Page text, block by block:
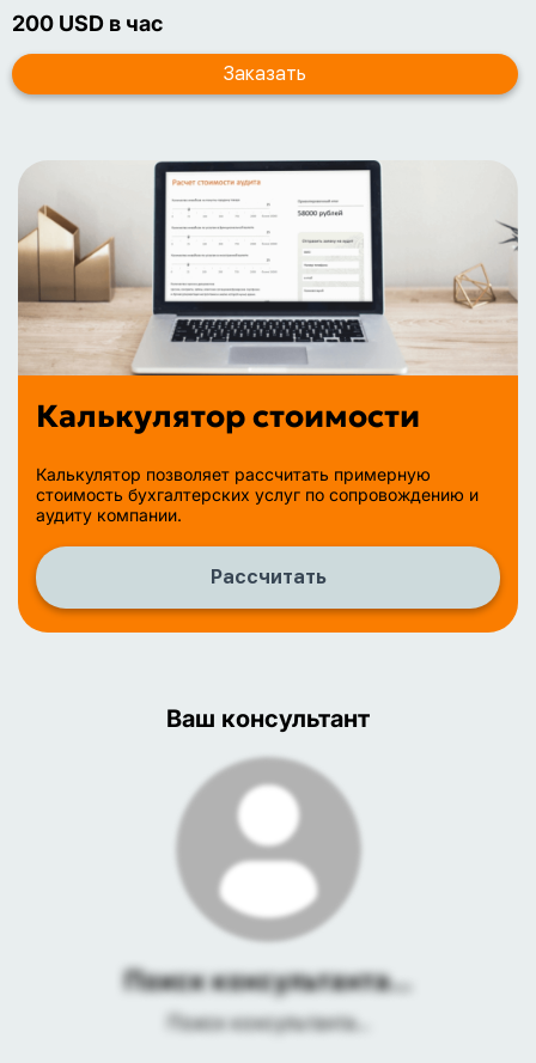
200 USD в час
Калькулятор стоимости
Калькулятор позволяет рассчитать примерную
стоимость бухгалтерских услуг по сопровождению и
аудиту компании.
Рассчитать
Ваш консультант
Поиск консультанта...
Поиск консультанта...